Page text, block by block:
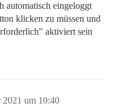
automatisch eingeloggt
klicken zu müssen und
aktiviert sein
2021 um 10:40